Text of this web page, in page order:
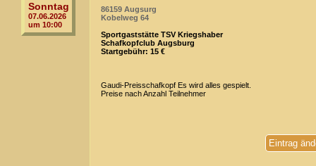
Sonntag
07.06.2026
um 10:00
86159 Augsurg
Kobelweg 64
Sportgaststätte TSV Kriegshaber
Schafkopfclub Augsburg
Startgebühr: 15 €
Gaudi-Preisschafkopf Es wird alles gespielt.
Preise nach Anzahl Teilnehmer
Eintrag